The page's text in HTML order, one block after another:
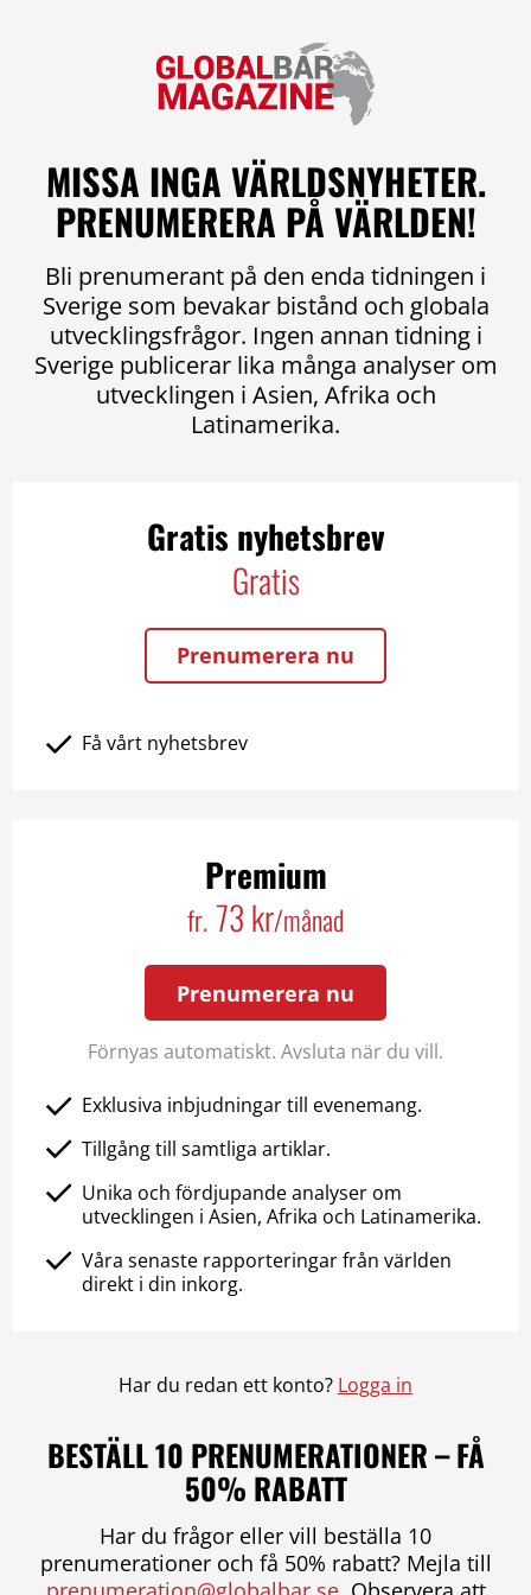
MISSA INGA VÄRLDSNYHETER.
PRENUMERERA PÅ VÄRLDEN!
Bli prenumerant på den enda tidningen i
Sverige som bevakar bistånd och globala
utvecklingsfrågor. Ingen annan tidning i
Sverige publicerar lika många analyser om
utvecklingen i Asien, Afrika och
Latinamerika.
Gratis nyhetsbrev
Gratis
Prenumerera nu
Få vårt nyhetsbrev
Premium
fr. 73 kr/månad
Prenumerera nu
Förnyas automatiskt. Avsluta när du vill.
Exklusiva inbjudningar till evenemang.
Tillgång till samtliga artiklar.
Unika och fördjupande analyser om
utvecklingen i Asien, Afrika och Latinamerika.
Våra senaste rapporteringar från världen
direkt i din inkorg.
Har du redan ett konto? Logga in
BESTÄLL 10 PRENUMERATIONER – FÅ
50% RABATT
Har du frågor eller vill beställa 10
prenumerationer och få 50% rabatt? Mejla till